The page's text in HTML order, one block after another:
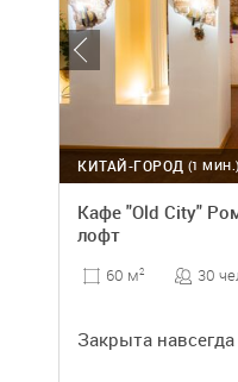
(1 МИН.)
КИТАЙ-ГОРОД
Кафе "Old City"
лофт
60 м2 30
Закрыта навсегда